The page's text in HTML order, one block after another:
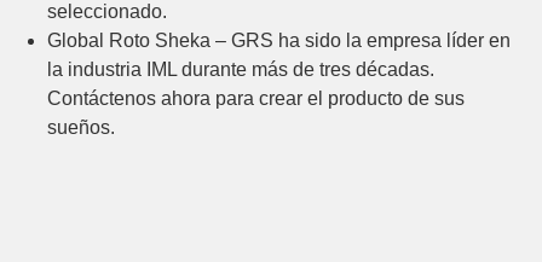
seleccionado.
Global Roto Sheka – GRS ha sido la empresa líder en
la industria IML durante más de tres décadas.
Contáctenos ahora para crear el producto de sus
sueños.